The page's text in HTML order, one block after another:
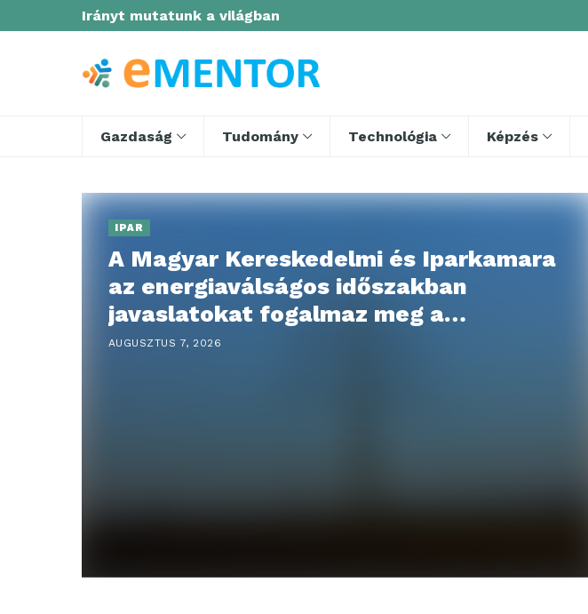
Irányt mutatunk a világban
Gazdaság Tudomány Technológia Képzés
IPAR
A Magyar Kereskedelmi és Iparkamara
az energiaválságos időszakban
javaslatokat fogalmaz meg a
vállalkozások számára,
AUGUSZTUS 7, 2026